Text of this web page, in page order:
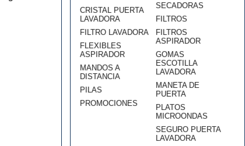
CRISTAL PUERTA
LAVADORA
FILTRO LAVADORA
FLEXIBLES
ASPIRADOR
MANDOS A
DISTANCIA
PILAS
PROMOCIONES
SECADORAS
FILTROS
FILTROS
ASPIRADOR
GOMAS
ESCOTILLA
LAVADORA
MANETA DE
PUERTA
PLATOS
MICROONDAS
SEGURO PUERTA
LAVADORA